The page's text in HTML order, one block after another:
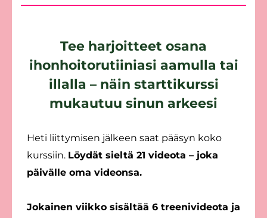
Tee harjoitteet osana
ihonhoitorutiiniasi aamulla tai
illalla – näin starttikurssi
mukautuu sinun arkeesi
Heti liittymisen jälkeen saat pääsyn koko
kurssiin. Löydät sieltä 21 videota – joka
päivälle oma videonsa.
Jokainen viikko sisältää 6 treenivideota ja